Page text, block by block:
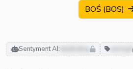
BOŚ (BOS)
Sentyment AI: neutralny zarząd